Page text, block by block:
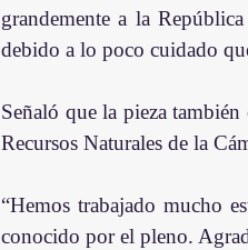
grandemente a la
debido a lo poco cuidado
Señaló que la pieza
Recursos Naturales de la
“Hemos trabajado mucho
conocido por el pleno.